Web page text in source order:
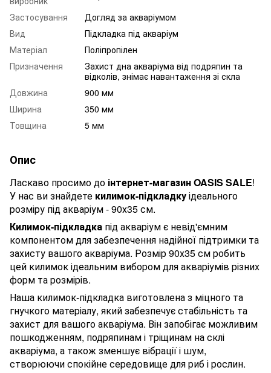
Застосування
Догляд за акваріумом
Вид
Підкладка під акваріум
Матеріал
Поліпропілен
Призначення
Захист дна акваріума від подряпин та
відколів, знімає навантаження зі скла
Довжина
900 мм
Ширина
350 мм
Товщина
5 мм
Опис
Ласкаво просимо до інтернет-магазин OASIS SALE!
У нас ви знайдете килимок-підкладкуідеального
розміру під акваріум - 90х35 см.
Килимок-підкладка під акваріум є невід'ємним
компонентом для забезпечення надійної підтримки та
захисту вашого акваріума. Розмір 90х35 см робить
цей килимок ідеальним вибором для акваріумів різних
форм та розмірів.
Наша килимок-підкладка виготовлена з міцного та
гнучкого матеріалу, який забезпечує стабільність та
захист для вашого акваріума. Він запобігає можливим
пошкодженням, подряпинам і тріщинам на склі
акваріума, а також зменшує вібрації і шум,
створюючи спокійне середовище для риб і рослин.